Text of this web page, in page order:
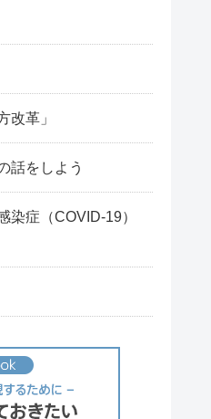
改革」
話をしよう
染症（COVID-19）